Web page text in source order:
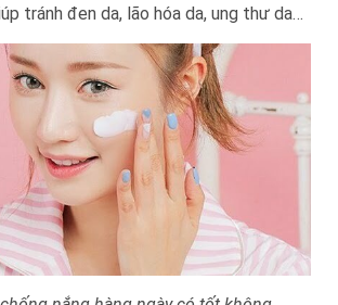
tránh đen da, lão hóa da, ung thư da…